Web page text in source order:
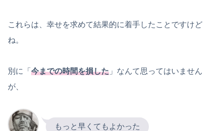
これらは、幸せを求めて結果的に着手したことですけど
ね。
別に「 今までの時間を損した 」なんて思ってはいません
が、
もっと早くてもよかった